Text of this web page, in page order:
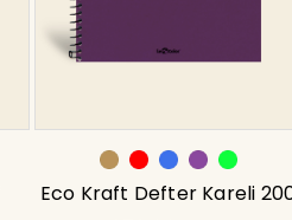
Eco Kraft Defter Kareli